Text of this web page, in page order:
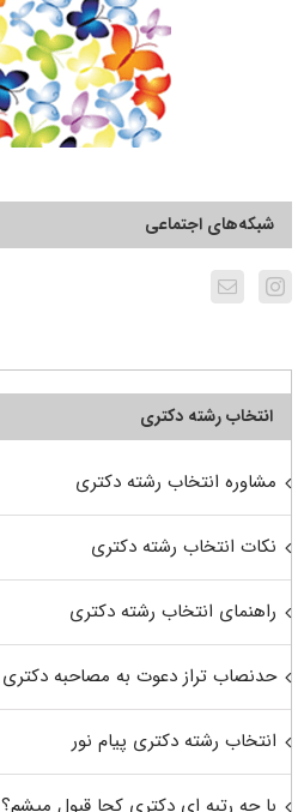
شبکه‌های اجتماعی
انتخاب رشته دکتری
مشاوره انتخاب رشته دکتری
نکات انتخاب رشته دکتری
راهنمای انتخاب رشته دکتری
حدنصاب تراز دعوت به مصاحبه دکتری
انتخاب رشته دکتری پیام نور
با چه رتبه ای دکتری کجا قبول میشم؟